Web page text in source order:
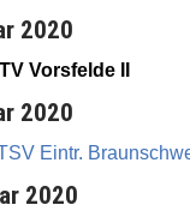
2020
Vorsfelde II
2020
Eintr.
2020